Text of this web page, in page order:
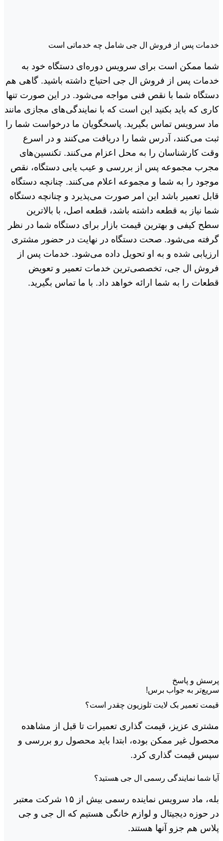
خدمات پس از فروش ال جی شامل چه خدماتی است
شما ممکن است برای سرویس دوره‌ای دستگاه خود به
خدمات پس از فروش ال جی احتیاج داشته باشید. گاهی هم
دستگاه شما با نقص فنی مواجه می‌شود. در این صورت تنها
کاری که باید بکنید این است که با نمایندگی‌های مجازی مانند
ماد سرویس تماس بگیرید. پاسخگویان ما درخواست شما را
ثبت می‌کنند، آدرس شما را دریافت می‌کنند و در اسرع
وقت کارشناسان را به محل اعزام می‌کنند. تکنسین‌های
مجرب مجموعه پس از بررسی و عیب یابی دستگاه، نقص
موجود را به شما و مجموعه اعلام می‌کنند. چنانچه دستگاه
قابل تعمیر باشد این امر صورت می‌پذیرد و چنانچه دستگاه
شما نیاز به قطعه داشته باشد، قطعه اصل، با بالاترین
سطح کیفی و بهترین قیمت بازار برای دستگاه شما در نظر
گرفته می‌شود. صحت دستگاه در نهایت در حضور مشتری
ارزیابی شده و به او تحویل داده می‌شود. خدمات پس از
فروش ال جی، تخصصی‌ترین خدمات تعمیر و تعویض
قطعات را به شما ارائه خواهد داد. با ما تماس بگیرید.
پرسش و پاسخ
سریع‌تر به جواب برس!
قیمت تعمیر بک لایت تلوزیون چقدر است؟
مشتری عزیز، قیمت گذاری تعمیرات تا قبل از مشاهده
محصول غیر ممکن بوده، ابتدا باید محصول رو بررسی و
سپس قیمت گذاری کرد.
آیا شما نمایندگی رسمی ال جی هستید؟
بله، ماد سرویس نماینده رسمی بیش از ۱۵ شرکت معتبر
در حوزه دیجیتال و لوازم خانگی هستیم که ال جی و جی
پلاس هم جزو آنها هستند.